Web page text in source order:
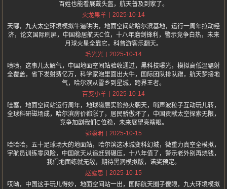
百姓也能看展戴头盔，航天普及到家了。
火龙果羊
2025-10-14
天哪，九大太空环境模拟牛逼哄哄，地面空间站哈尔滨基地，运行一周年拉动经
济，论文国际刷屏，中国稳居航天C位，十八年磨剑锋利，警示竞争白热，未来
月球火星全靠它，科普游客乐翻天。
毛光光
2025-10-14
啧啧，这事儿太解气，中国地面空间站验收通过，黑科技曝光，模拟高低温辐射
全覆盖，省下发射费亿万，科学家泡里面出大牛，国际团队排队蹭，航天梦接地
气，哈尔滨从雪乡到星城，跨界王者。
百变小羊
2025-10-14
哇塞，地面空间站运行周年，地球磁层实验热火朝天，哨声波粒子互动玩儿转，
全球科研磁场成，哈尔滨房价都涨了，居民骄傲坏了，中国贡献太空探索无限，
竞争加剧我们C位稳，未来展望亮瞎眼。
郭聪明
2025-10-15
哈哈哈，五十足球场大的地面站，哈尔滨这冰城变科幻城，微重力真空全模拟，
宇航员训练零风险，中国航天从追赶到碾压，十八年值了，警示老外别再烧钱，
我们地面练就无敌，期待黑洞模拟版，诺奖预定。
赵露思
2025-10-15
哎呦，中国这手玩儿得妙，地面空间站一出，国际航天圈子傻眼，九大环境模拟